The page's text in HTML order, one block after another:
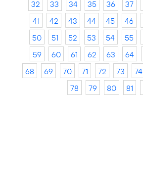
32
33 34 35 36 37
41
42 43 44 45 46
50
51 52 53 54 55
59
60 61 62 63 64
68
69 70 71 72 73 74
78
79 80 81